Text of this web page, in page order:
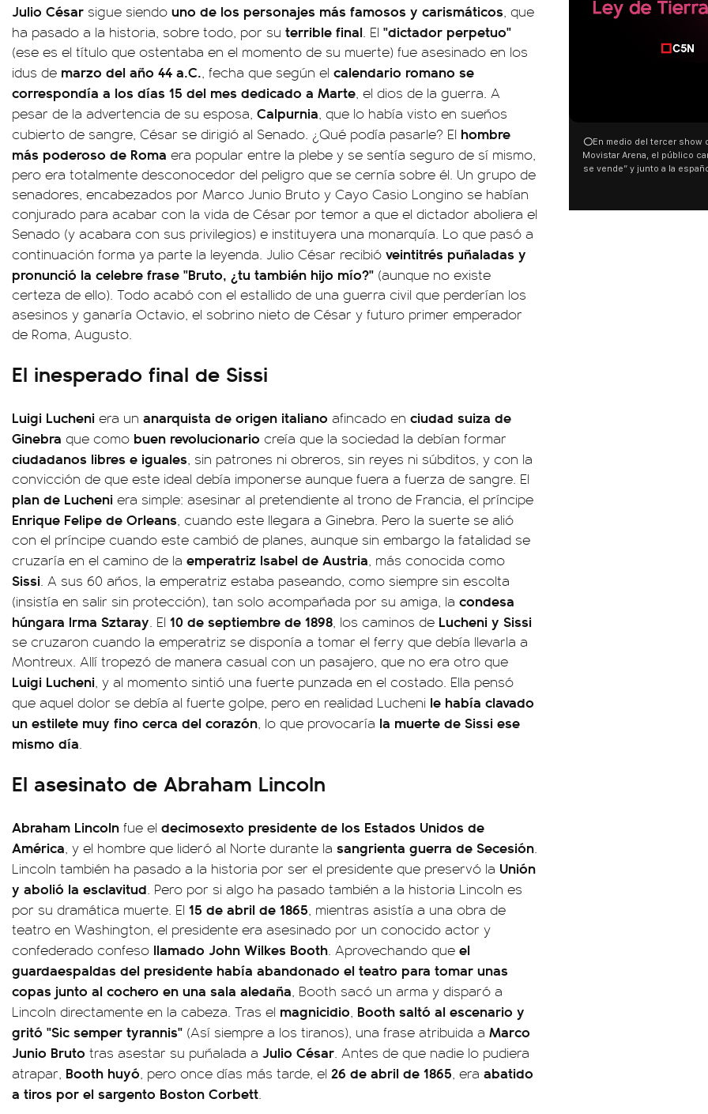
Julio César sigue siendo uno de los personajes más famosos y carismáticos, que
ha pasado a la historia, sobre todo, por su terrible final. El "dictador perpetuo"
(ese es el título que ostentaba en el momento de su muerte) fue asesinado en los
idus de marzo del año 44 a.C., fecha que según el calendario romano se
correspondía a los días 15 del mes dedicado a Marte, el dios de la guerra. A
pesar de la advertencia de su esposa, Calpurnia, que lo había visto en sueños
cubierto de sangre, César se dirigió al Senado. ¿Qué podía pasarle? El hombre
más poderoso de Roma era popular entre la plebe y se sentía seguro de sí mismo,
pero era totalmente desconocedor del peligro que se cernía sobre él. Un grupo de
senadores, encabezados por Marco Junio Bruto y Cayo Casio Longino se habían
conjurado para acabar con la vida de César por temor a que el dictador aboliera el
Senado (y acabara con sus privilegios) e instituyera una monarquía. Lo que pasó a
continuación forma ya parte la leyenda. Julio César recibió veintitrés puñaladas y
pronunció la celebre frase "Bruto, ¿tu también hijo mío?" (aunque no existe
certeza de ello). Todo acabó con el estallido de una guerra civil que perderían los
asesinos y ganaría Octavio, el sobrino nieto de César y futuro primer emperador
de Roma, Augusto.
El inesperado final de Sissi
Luigi Lucheni era un anarquista de origen italiano afincado en ciudad suiza de
Ginebra que como buen revolucionario creía que la sociedad la debían formar
ciudadanos libres e iguales, sin patrones ni obreros, sin reyes ni súbditos, y con la
convicción de que este ideal debía imponerse aunque fuera a fuerza de sangre. El
plan de Lucheni era simple: asesinar al pretendiente al trono de Francia, el príncipe
Enrique Felipe de Orleans, cuando este llegara a Ginebra. Pero la suerte se alió
con el príncipe cuando este cambió de planes, aunque sin embargo la fatalidad se
cruzaría en el camino de la emperatriz Isabel de Austria, más conocida como
Sissi. A sus 60 años, la emperatriz estaba paseando, como siempre sin escolta
(insistía en salir sin protección), tan solo acompañada por su amiga, la condesa
húngara Irma Sztaray. El 10 de septiembre de 1898, los caminos de Lucheni y Sissi
se cruzaron cuando la emperatriz se disponía a tomar el ferry que debía llevarla a
Montreux. Allí tropezó de manera casual con un pasajero, que no era otro que
Luigi Lucheni, y al momento sintió una fuerte punzada en el costado. Ella pensó
que aquel dolor se debía al fuerte golpe, pero en realidad Lucheni le había clavado
un estilete muy fino cerca del corazón, lo que provocaría la muerte de Sissi ese
mismo día.
El asesinato de Abraham Lincoln
Abraham Lincoln fue el decimosexto presidente de los Estados Unidos de
América, y el hombre que lideró al Norte durante la sangrienta guerra de Secesión.
Lincoln también ha pasado a la historia por ser el presidente que preservó la Unión
y abolió la esclavitud. Pero por si algo ha pasado también a la historia Lincoln es
por su dramática muerte. El 15 de abril de 1865, mientras asistía a una obra de
teatro en Washington, el presidente era asesinado por un conocido actor y
confederado confeso llamado John Wilkes Booth. Aprovechando que el
guardaespaldas del presidente había abandonado el teatro para tomar unas
copas junto al cochero en una sala aledaña, Booth sacó un arma y disparó a
Lincoln directamente en la cabeza. Tras el magnicidio, Booth saltó al escenario y
gritó "Sic semper tyrannis" (Así siempre a los tiranos), una frase atribuida a Marco
Junio Bruto tras asestar su puñalada a Julio César. Antes de que nadie lo pudiera
atrapar, Booth huyó, pero once días más tarde, el 26 de abril de 1865, era abatido
a tiros por el sargento Boston Corbett.
⭕En medio del tercer show
Movistar Arena, el público
se vende” y junto a la